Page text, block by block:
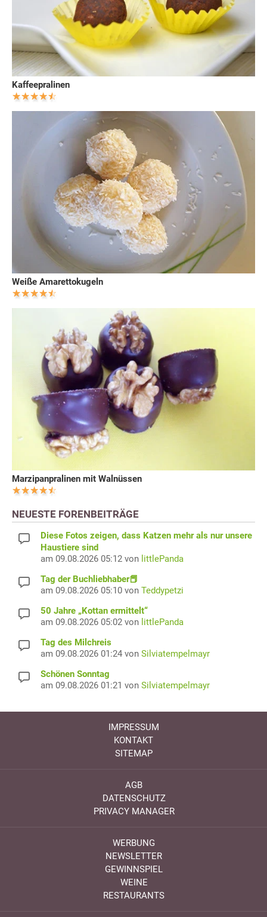
Kaffeepralinen
Weiße Amarettokugeln
Marzipanpralinen mit Walnüssen
NEUESTE FORENBEITRÄGE
Diese Fotos zeigen, dass Katzen mehr als nur unsere
Haustiere sind
am 09.08.2026 05:12 von littlePanda
Tag der Buchliebhaber📕
am 09.08.2026 05:10 von Teddypetzi
50 Jahre „Kottan ermittelt“
am 09.08.2026 05:02 von littlePanda
Tag des Milchreis
am 09.08.2026 01:24 von Silviatempelmayr
Schönen Sonntag
am 09.08.2026 01:21 von Silviatempelmayr
IMPRESSUM
KONTAKT
SITEMAP
AGB
DATENSCHUTZ
PRIVACY MANAGER
WERBUNG
NEWSLETTER
GEWINNSPIEL
WEINE
RESTAURANTS